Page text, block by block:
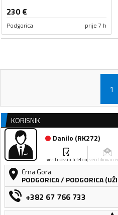
230€
Podgorica prije 7 h
1
KORISNIK
Danilo (RK272)
verifikovan telefon verifikovan
Crna Gora
PODGORICA/ PODGORICA
+382 67 766 733